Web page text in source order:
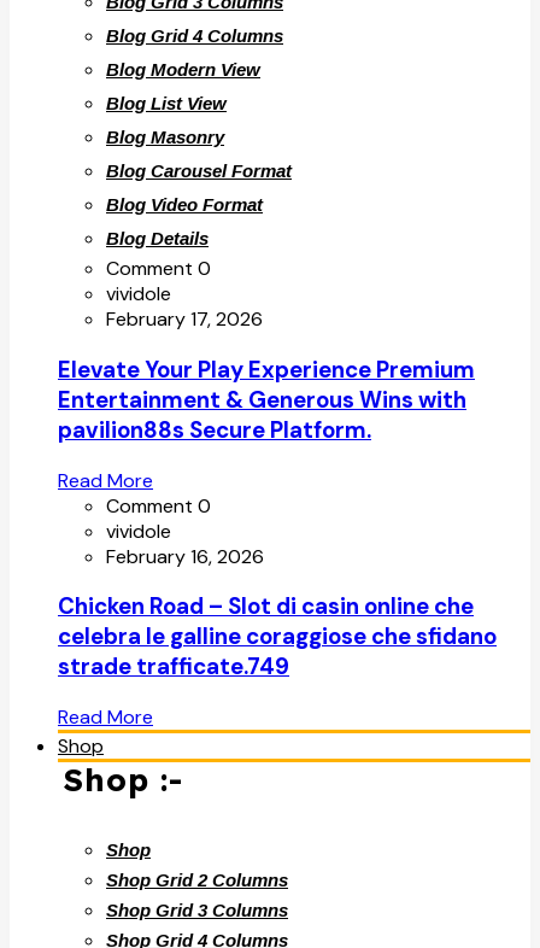
Blog Grid 4 Columns
Blog Modern View
Blog List View
Blog Masonry
Blog Carousel Format
Blog Video Format
Blog Details
Comment 0
vividole
February 17, 2026
Elevate Your Play Experience Premium
Entertainment & Generous Wins with
pavilion88s Secure Platform.
Read More
Comment 0
vividole
February 16, 2026
Chicken Road – Slot di casin online che
celebra le galline coraggiose che sfidano
strade trafficate.749
Read More
Shop
Shop :-
Shop
Shop Grid 2 Columns
Shop Grid 3 Columns
Shop Grid 4 Columns